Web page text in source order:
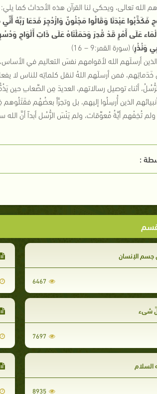
الله تعالى، ويحكي لنا القرآن هذه الأحداث كما يلي:
عَبْدَنَا وَقَالُوا مَجْنُونٌ وَازْدُجِرَ فَدَعَا رَبَّهُ
عَلَى أَمْرٍ قَدْ قُدِرَ وَحَمَلْنَاهُ عَلَى ذَاتِ أَلْوَاحٍ وَدُسُرٍ
وَنُذُرِ) (سورة القمر:9 – 16)
الذين أرسلَهم الله لأقوامهم نفسَ التعاليم في
فمن أرسلَهم اللهُ لنقل كلماتِه للناس لا
أثناء توصيل رسالاتهم، العديدَ مِن الصِّعابِ
الذين أُرسِلُوا إليهم، بل وتجرَّأ بعضُهُم فقَتَلُوهم
تُخِفْهم أيَّةُ مُعوِّقات، ولم يَنْسَ الرُّسُل أبداً أنَّ الله
:
جسم الإنسان
6467
شيء
7697
السلام
8935